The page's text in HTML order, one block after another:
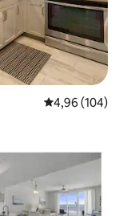
4,96 de uma
4,96 (104)